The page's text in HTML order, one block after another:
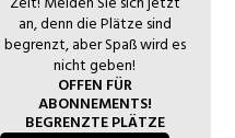
an, denn die Plätze sind
begrenzt, aber Spaß wird es
nicht geben!
OFFEN FÜR
ABONNEMENTS!
BEGRENZTE PLÄTZE